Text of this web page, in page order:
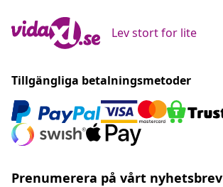
Lev stort for lite
Tillgängliga betalningsmetoder
Prenumerera på vårt nyhetsbrev